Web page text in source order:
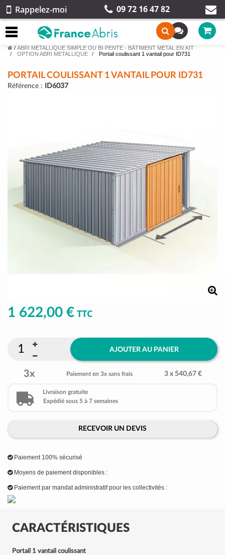
Rappelez-moi 09 72 16 47 82
/ ABRI MÉTALLIQUE SIMPLE OU BI-PENTE - BÂTIMENT MÉTAL EN KIT
OPTION ABRI METALLIQUE
Portail coulissant 1 vantail pour ID731
PORTAIL COULISSANT 1 VANTAIL POUR ID731
Référence : ID6037
CARACTÉRISTIQUES
Portail 1 vantail coulissant
1 622,00 € TTC
AJOUTER AU PANIER
3x Paiement en 3x sans frais 3 x 540,67 €
Livraison gratuite
Expédié sous 5 à 7 semaines
RECEVOIR UN DEVIS
Paiement 100% sécurisé
Moyens de paiement disponibles :
Paiement par mandat administratif pour les collectivités :